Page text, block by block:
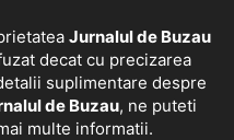
Jurnalul de Buzau
decat cu precizarea
suplimentare despre
de Buzau, ne puteti
multe informatii.